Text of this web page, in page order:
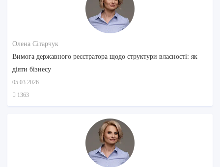
Олена Сітарчук
Вимога державного реєстратора щодо структури власності: як
діяти бізнесу
05.03.2026
1363